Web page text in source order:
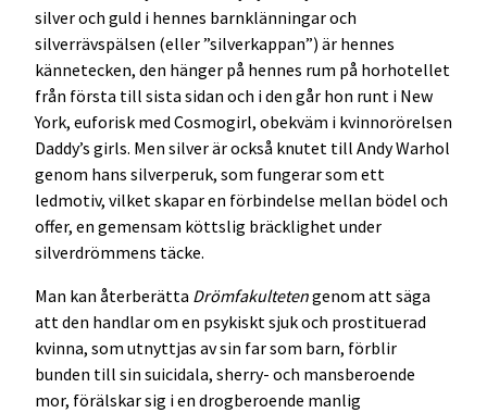
silver och guld i hennes barnklänningar och
silverrävspälsen (eller ”silverkappan”) är hennes
kännetecken, den hänger på hennes rum på horhotellet
från första till sista sidan och i den går hon runt i New
York, euforisk med Cosmogirl, obekväm i kvinnorörelsen
Daddy’s girls. Men silver är också knutet till Andy Warhol
genom hans silverperuk, som fungerar som ett
ledmotiv, vilket skapar en förbindelse mellan bödel och
offer, en gemensam köttslig bräcklighet under
silverdrömmens täcke.
Man kan återberätta Drömfakultetengenom att säga
att den handlar om en psykiskt sjuk och prostituerad
kvinna, som utnyttjas av sin far som barn, förblir
bunden till sin suicidala, sherry- och mansberoende
mor, förälskar sig i en drogberoende manlig